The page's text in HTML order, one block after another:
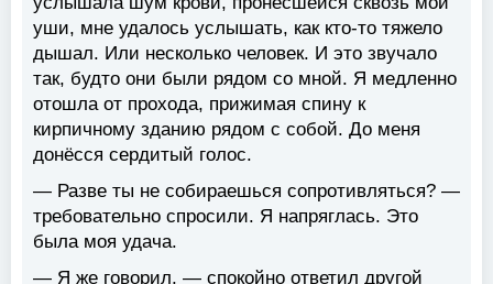
уши, мне удалось услышать, как кто-то тяжело
дышал. Или несколько человек. И это звучало
так, будто они были рядом со мной. Я медленно
отошла от прохода, прижимая спину к
кирпичному зданию рядом с собой. До меня
донёсся сердитый голос.
— Разве ты не собираешься сопротивляться? —
требовательно спросили. Я напряглась. Это
была моя удача.
— Я же говорил, — спокойно ответил другой